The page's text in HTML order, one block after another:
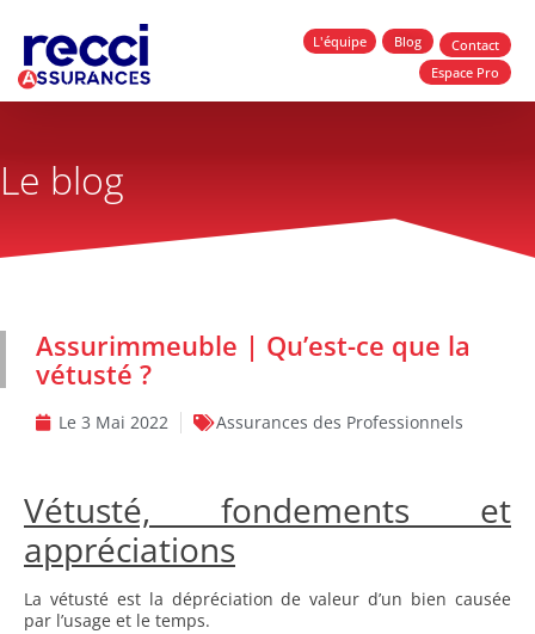
L'équipe Blog
Contact
Espace Pro
Le blog
Assurimmeuble | Qu’est-ce que la
vétusté ?
Le 3 Mai 2022 Assurances des Professionnels
Vétusté, fondements et
appréciations
La vétusté est la dépréciation de valeur d’un bien causée
par l’usage et le temps.